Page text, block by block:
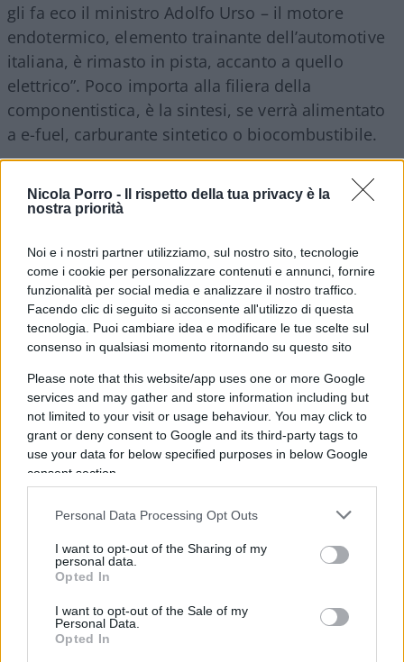
Nicola Porro -
Il rispetto della tua privacy è la
nostra priorità
Noi e i nostri partner utilizziamo, sul nostro sito, tecnologie
come i cookie per personalizzare contenuti e annunci, fornire
funzionalità per social media e analizzare il nostro traffico.
Facendo clic di seguito si acconsente all'utilizzo di questa
tecnologia. Puoi cambiare idea e modificare le tue scelte sul
consenso in qualsiasi momento ritornando su questo sito
Please note that this website/app uses one or more Google
services and may gather and store information including but
not limited to your visit or usage behaviour. You may click to
grant or deny consent to Google and its third-party tags to
use your data for below specified purposes in below Google
consent section.
Personal Data Processing Opt Outs
I want to opt-out of the Sharing of my
personal data.
Opted In
I want to opt-out of the Sale of my
Personal Data.
Opted In
gli fa eco il ministro Adolfo Urso – il motore
endotermico, elemento trainante dell’automotive
italiana, è rimasto in pista, accanto a quello
elettrico”. Poco importa alla filiera della
componentistica, è la sintesi, se verrà alimentato
a e-fuel, carburante sintetico o biocombustibile.
Che l’Europa abbia preso atto che il motore
elettrico non può essere l’unica soluzione è
governo di guardare il bicchiere mezzo pieno: da
qui al 2035 le innovazioni tecnologiche potrebbero
portare a trovare un combustibile a zero emissioni
di C02. E comunque nel 2026 l’Europa si riunirà di
nuovo per vedere come procede il progetto di
decarbonizzazione. E si sa, in tre anni a livello
politico cambia il mondo. Insomma: come dice
anche Davide Tabarelli, presidente di Nomisma,
sebbene i carburanti sintetici ancora siano solo
teorici, “l’importante è aver tenuto in vita
Perché gli e-fuel sì?
Resta però lo smacco di aver aperto la trattativa